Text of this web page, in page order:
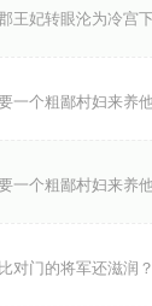
王妃转眼沦为冷
一个粗鄙村妇来
一个粗鄙村妇来
对门的将军还滋